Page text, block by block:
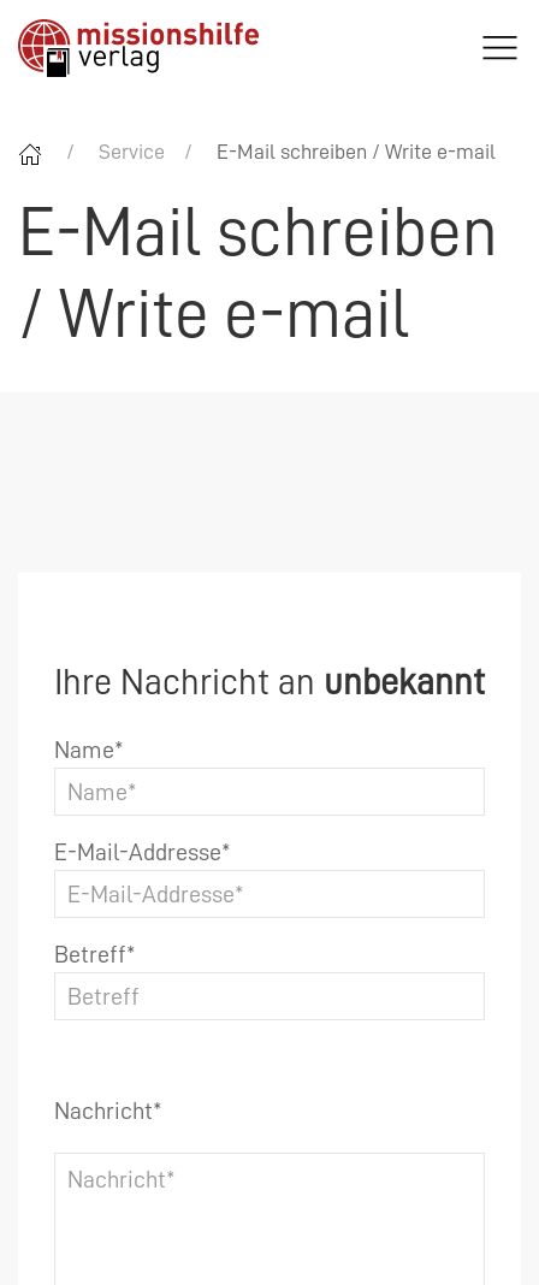
Service E-Mail schreiben / Write e-mail
E-Mail schreiben
/ Write e-mail
Ihre Nachricht an unbekannt
Name*
E-Mail-Addresse*
Betreff*
Nachricht*